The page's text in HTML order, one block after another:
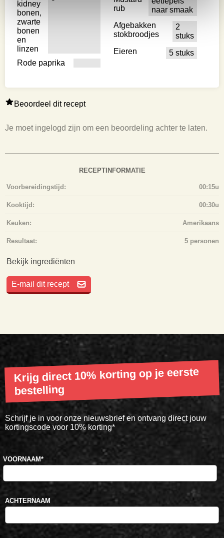
Beoordeel dit recept
Je moet ingelogd zijn om een beoordeling achter te laten.
RECEPTINFORMATIE
Voorbereidingstijd: 00:15u
Kooktijd: 00:30u
Keuken: Amerikaans
Resultaat: 5 personen
Bekijk ingrediënten
E-mail dit recept
kidney
bonen,
zwarte
bonen
en
linzen
Rode paprika
rub
naar smaak
Afgebakken
stokbroodjes
2
stuks
Eieren
5 stuks
Krijg direct 10% korting op je eerste
bestelling
Schrijf je in voor onze nieuwsbrief en ontvang direct jouw
kortingscode voor 10% korting*
VOORNAAM*
ACHTERNAAM